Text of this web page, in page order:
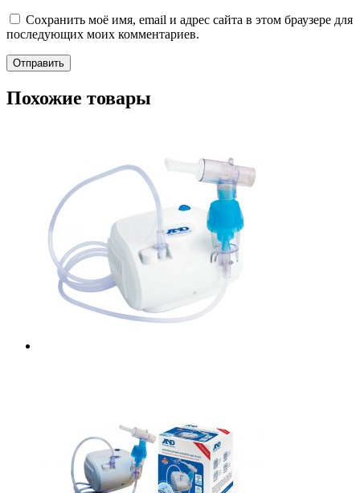
Сохранить моё имя, email и адрес сайта в этом браузере для
последующих моих комментариев.
Похожие товары